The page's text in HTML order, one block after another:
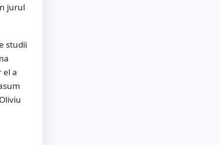
jurul
studii
el a